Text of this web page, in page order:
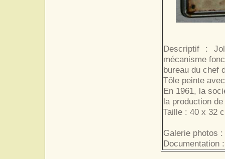
Descriptif :
mécanisme
bureau du chef
Tôle peinte
En 1961, la
la production
Taille : 40 x 32
Galerie photos :
Documentation :